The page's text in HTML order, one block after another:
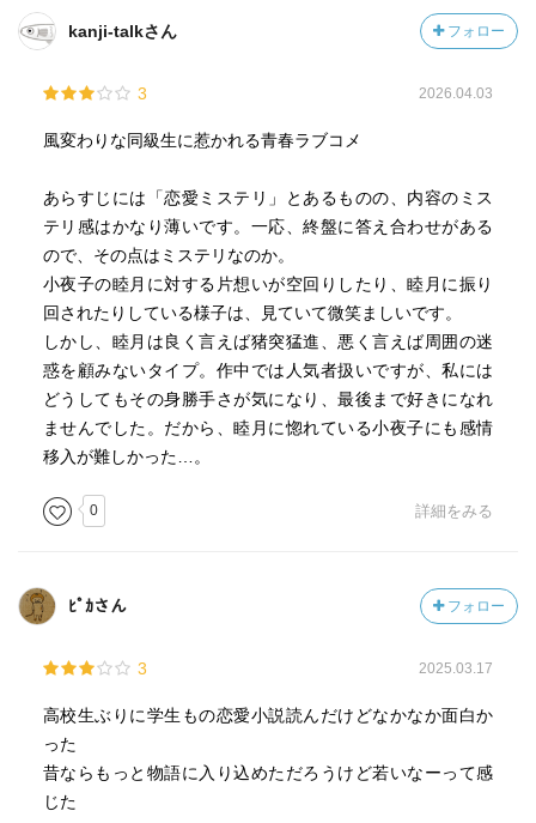
kanji-talkさん フォロー
3 2026.04.03
風変わりな同級生に惹かれる青春ラブコメ
あらすじには「恋愛ミステリ」とあるものの、内容のミス
テリ感はかなり薄いです。一応、終盤に答え合わせがある
ので、その点はミステリなのか。
小夜子の睦月に対する片想いが空回りしたり、睦月に振り
回されたりしている様子は、見ていて微笑ましいです。
しかし、睦月は良く言えば猪突猛進、悪く言えば周囲の迷
惑を顧みないタイプ。作中では人気者扱いですが、私には
どうしてもその身勝手さが気になり、最後まで好きになれ
ませんでした。だから、睦月に惚れている小夜子にも感情
移入が難しかった…。
0 詳細をみる
ﾋﾟｶさん フォロー
3 2025.03.17
高校生ぶりに学生もの恋愛小説読んだけどなかなか面白か
った
昔ならもっと物語に入り込めただろうけど若いなーって感
じた